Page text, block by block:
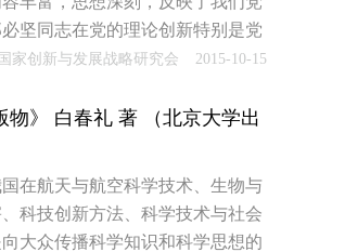
坚同志在党的理论创新特别是党
家创新与发展战略研究会 2015-10-15
物》 白春礼 著 （北京大学出
在航天与航空科学技术、生物与
科技创新方法、科学技术与社会
大众传播科学知识和科学思想的